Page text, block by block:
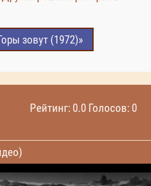
зовут (1972)»
Рейтинг: 0.0 Голосов: 0